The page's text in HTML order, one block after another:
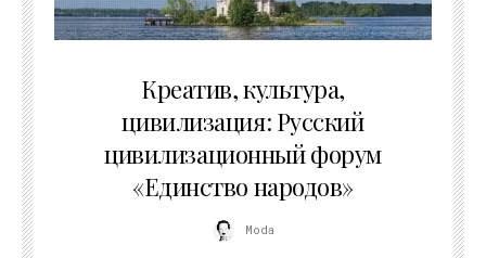
Креатив, культура,
цивилизация: Русский
цивилизационный форум
«Единство народов»
Moda